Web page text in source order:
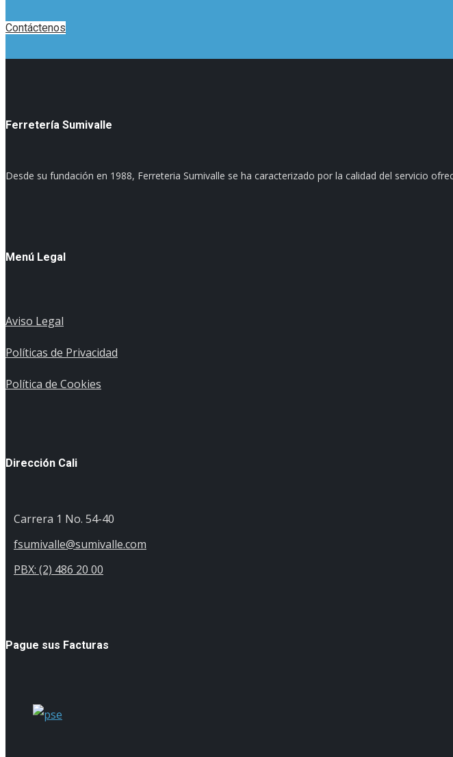
Contáctenos
Ferretería Sumivalle
Desde su fundación en 1988, Ferreteria Sumivalle se ha caracterizado por la calidad del servicio
Menú Legal
Aviso Legal
Políticas de Privacidad
Política de Cookies
Dirección Cali
Carrera 1 No. 54-40
fsumivalle@sumivalle.com
PBX: (2) 486 20 00
Pague sus Facturas